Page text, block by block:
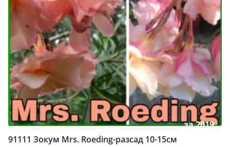
за 2019
91111 Зокум Mrs. Roeding-разсад 10-15см